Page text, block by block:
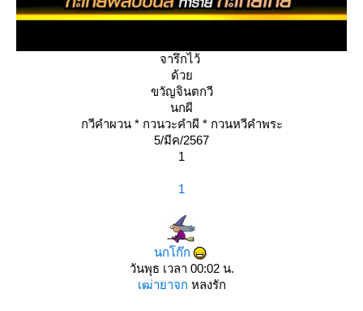
จารึกไว้
ด้ว
ขวัญจินตกวี
นกผี
กวีคำผวน * กวนวะคำผี * กวนหวีคำพระ
5/มีค/2567
1
1
นกโก๊ก
วันพุธ เวลา 00:02 น.
เฒ่ายาจก หลงรัก